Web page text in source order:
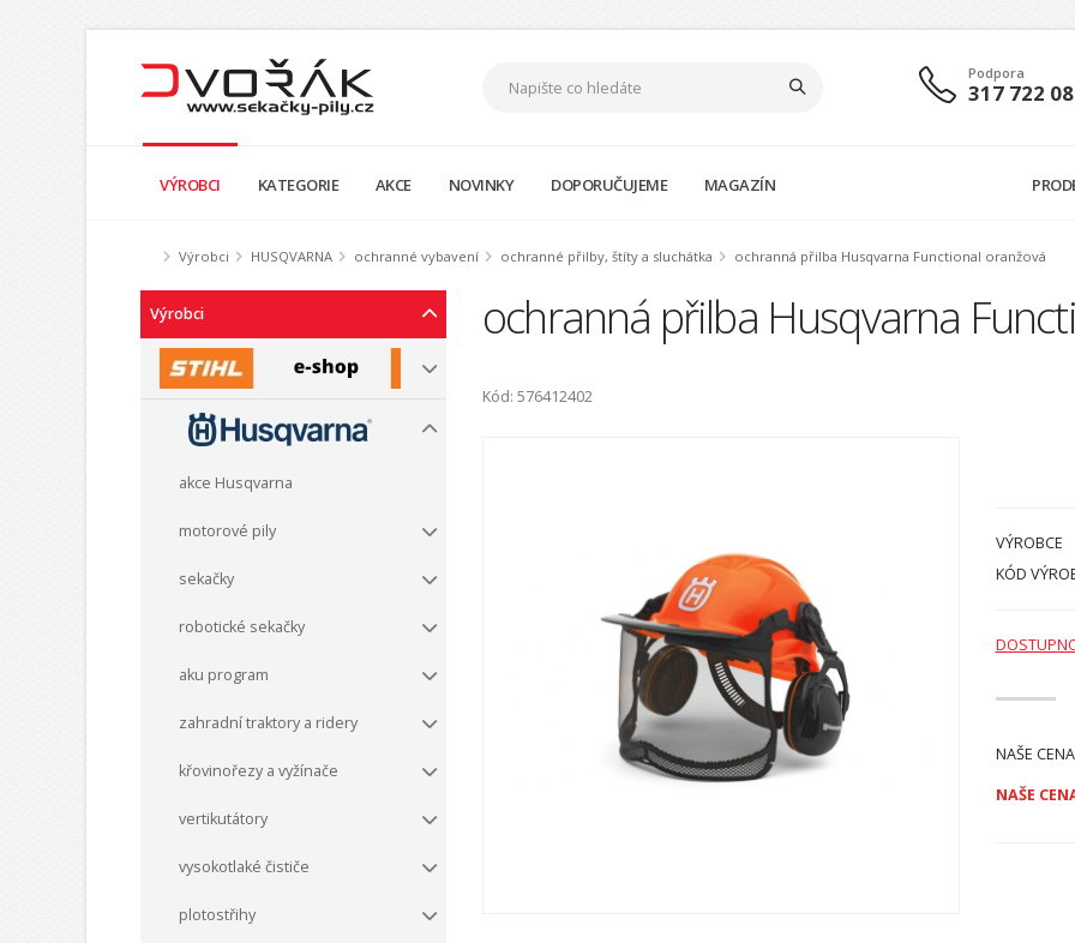
Podpora
317 722
VÝROBCI KATEGORIE AKCE NOVINKY DOPORUČUJEME MAGAZÍN
Výrobci HUSQVARNA ochranné vybavení ochranné přilby, štíty a sluchátka ochranná přilba Husqvarna Functional oranžová
Výrobci
akce Husqvarna
motorové pily
sekačky
robotické sekačky
aku program
zahradní traktory a ridery
křovinořezy a vyžínače
vertikutátory
vysokotlaké čističe
plotostřihy
ochranná přilba Husqvarna
Kód: 576412402
VÝROBCE
KÓD
NAŠE
NAŠE